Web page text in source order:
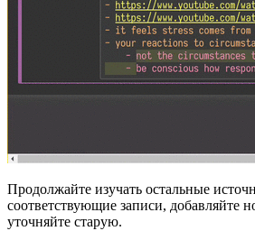
Продолжайте изучать остальные
соответствующие записи, добавляйте
уточняйте старую.